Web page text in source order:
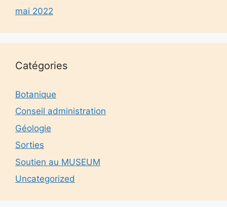
mai 2022
Catégories
Botanique
Conseil administration
Géologie
Sorties
Soutien au MUSEUM
Uncategorized